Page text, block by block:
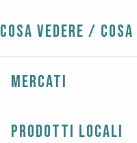
Cosa vedere /
Mercati
Prodotti locali